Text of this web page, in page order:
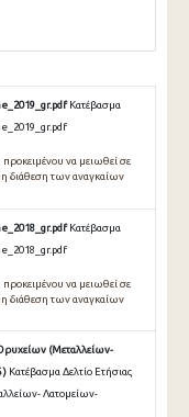
Κατέβασμα
να μειωθεί σε
διάθεση των αναγκαίων
Κατέβασμα
να μειωθεί σε
διάθεση των αναγκαίων
Ορυχείων (Μεταλλείων-
) Κατέβασμα Δελτίο Ετήσιας
Λατομείων-